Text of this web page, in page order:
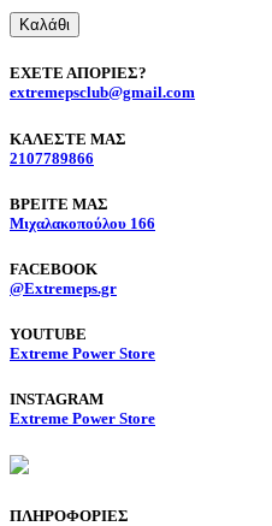
Καλάθι
ΕΧΕΤΕ ΑΠΟΡΙΕΣ?
extremepsclub@gmail.com
ΚΑΛΕΣΤΕ ΜΑΣ
2107789866
BΡΕΙΤΕ ΜΑΣ
Μιχαλακοπούλου 166
FACEBOOK
@Extremeps.gr
YOUTUBE
Extreme Power Store
INSTAGRAM
Extreme Power Store
ΠΛΗΡΟΦΟΡΙΕΣ